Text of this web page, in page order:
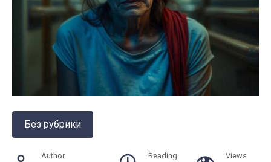
Без рубрики
Author Reading Views